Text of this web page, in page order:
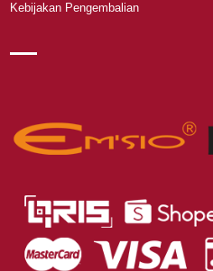
Kebijakan Pengembalian